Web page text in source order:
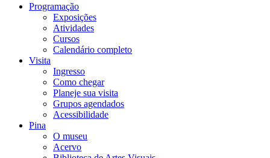
Programação
Exposições
Atividades
Cursos
Calendário completo
Visita
Ingresso
Como chegar
Planeje sua visita
Grupos agendados
Acessibilidade
Pina
O museu
Acervo